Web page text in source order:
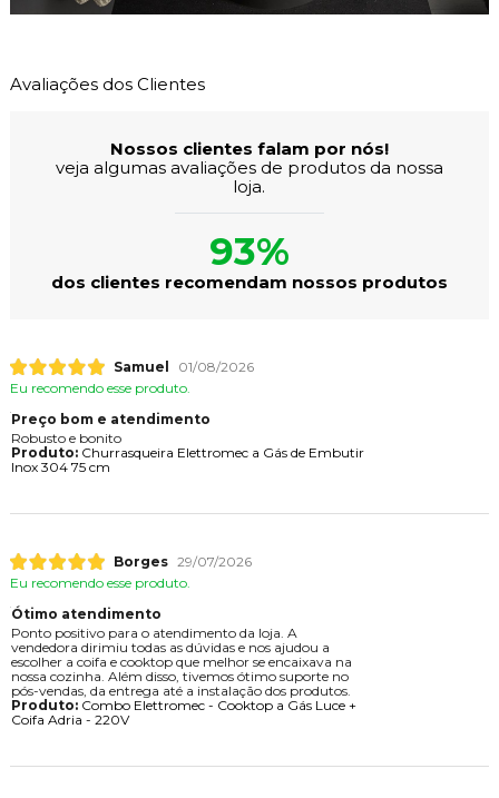
Avaliações dos Clientes
Nossos clientes falam por nós!
veja algumas avaliações de produtos da nossa
loja.
93%
dos clientes recomendam nossos produtos
Samuel
01/08/2026
Eu recomendo esse produto.
Preço bom e atendimento
Robusto e bonito
Produto:Churrasqueira Elettromec a Gás de Embutir
Inox 304 75 cm
Borges 29/07/2026
Eu recomendo esse produto.
Ótimo atendimento
Ponto positivo para o atendimento da loja. A
vendedora dirimiu todas as dúvidas e nos ajudou a
escolher a coifa e cooktop que melhor se encaixava na
nossa cozinha. Além disso, tivemos ótimo suporte no
pós-vendas, da entrega até a instalação dos produtos.
Produto:Combo Elettromec - Cooktop a Gás Luce +
Coifa Adria - 220V